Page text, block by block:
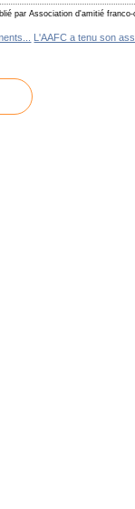
par Association d'amitié franco-
L'AAFC a tenu son